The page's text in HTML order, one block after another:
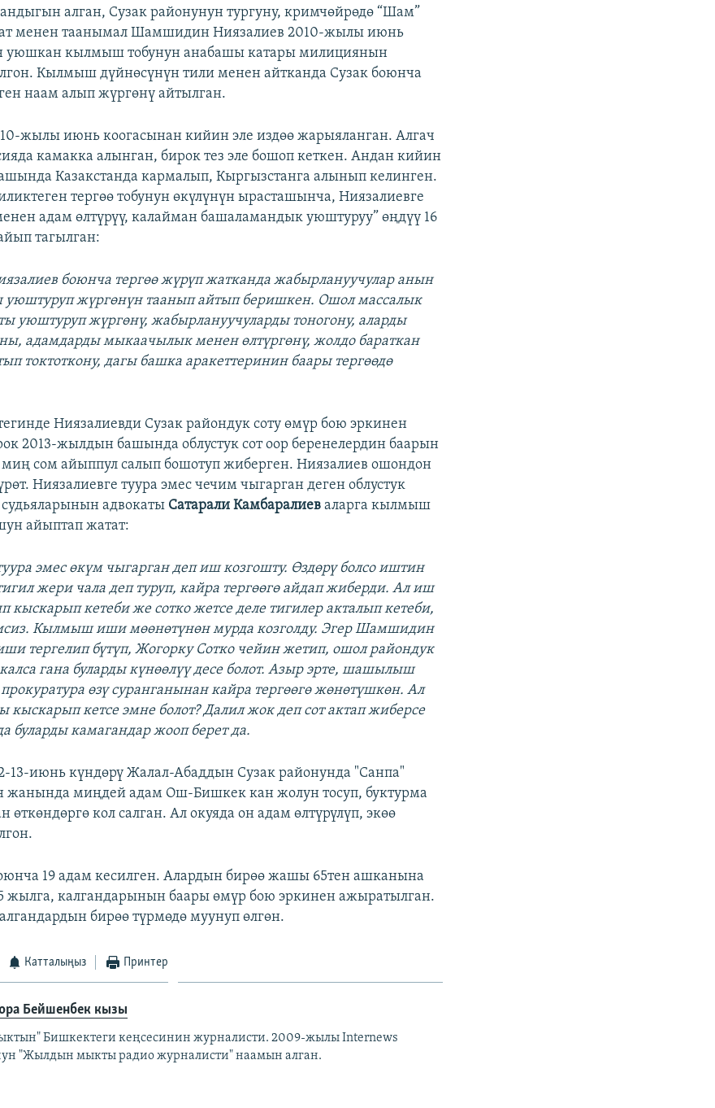
алган, Сузак районунун тургуну, кримчөйрөдө “Шам”
менен таанымал Шамшидин Ниязалиев 2010-жылы июнь
уюшкан кылмыш тобунун анабашы катары милициянын
Кылмыш дүйнөсүнүн тили менен айтканда Сузак боюнча
наам алып жүргөнү айтылган.
жылы июнь коогасынан кийин эле издөө жарыяланган. Алгач
камакка алынган, бирок тез эле бошоп кеткен. Андан кийин
Казакстанда кармалып, Кыргызстанга алынып келинген.
тергөө тобунун өкүлүнүн ырасташынча, Ниязалиевге
адам өлтүрүү, калайман башаламандык уюштуруу” өңдүү 16
тагылган:
боюнча тергөө жүрүп жатканда жабырлануучулар анын
уюштуруп жүргөнүн таанып айтып беришкен. Ошол массалык
уюштуруп жүргөнү, жабырлануучуларды тоногону, аларды
адамдарды мыкаачылык менен өлтүргөнү, жолдо бараткан
токтоткону, дагы башка аракеттеринин баары тергөөдө
Ниязалиевди Сузак райондук соту өмүр бою эркинен
2013-жылдын башында облустук сот оор беренелердин баарын
сом айыппул салып бошотуп жиберген. Ниязалиев ошондон
Ниязалиевге туура эмес чечим чыгарган деген облустук
адвокаты Сатарали Камбаралиев аларга кылмыш
айыптап жатат:
эмес өкүм чыгарган деп иш козгошту. Өздөрү болсо иштин
жери чала деп туруп, кайра тергөөгө айдап жиберди. Ал иш
кыскарып кетеби же сотко жетсе деле тигилер акталып кетеби,
Кылмыш иши мөөнөтүнөн мурда козголду. Эгер Шамшидин
тергелип бүтүп, Жогорку Сотко чейин жетип, ошол райондук
гана буларды күнөөлүү десе болот. Азыр эрте, шашылыш
өзү суранганынан кайра тергөөгө жөнөтүшкөн. Ал
кетсе эмне болот? Далил жок деп сот актап жиберсе
буларды камагандар жооп берет да.
13-июнь күндөрү Жалал-Абаддын Сузак районунда "Санпа"
жанында миңдей адам Ош-Бишкек кан жолун тосуп, буктурма
өткөндөргө кол салган. Ал окуяда он адам өлтүрүлүп, экөө
19 адам кесилген. Алардын бирөө жашы 65тен ашканына
жылга, калгандарынын баары өмүр бою эркинен ажыратылган.
бирөө түрмөдө муунуп өлгөн.
Катталыңыз Принтер
Бейшенбек кызы
Бишкектеги кеңсесинин журналисти. 2009-жылы Internews
"Жылдын мыкты радио журналисти" наамын алган.